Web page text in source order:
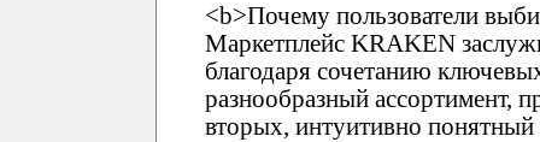
<b>Почему пользователи
Маркетплейс KRAKEN
благодаря сочетанию
разнообразный ассортимент,
вторых, интуитивно